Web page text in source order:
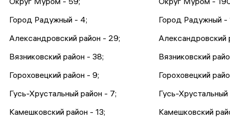
Город Радужный - 4;
Александровский район - 29;
Вязниковский район - 38;
Гороховецкий район - 9;
Гусь-Хрустальный район - 7;
Камешковский район - 13;
Город Радужный -
Александровский
Вязниковский
Гороховецкий
Гусь-
Камешковский